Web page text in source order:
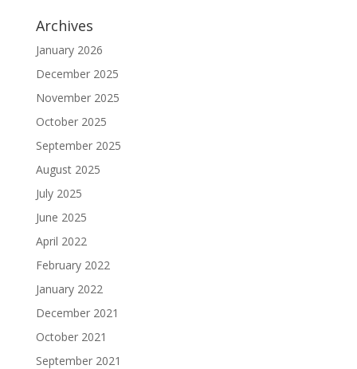
Archives
January 2026
December 2025
November 2025
October 2025
September 2025
August 2025
July 2025
June 2025
April 2022
February 2022
January 2022
December 2021
October 2021
September 2021